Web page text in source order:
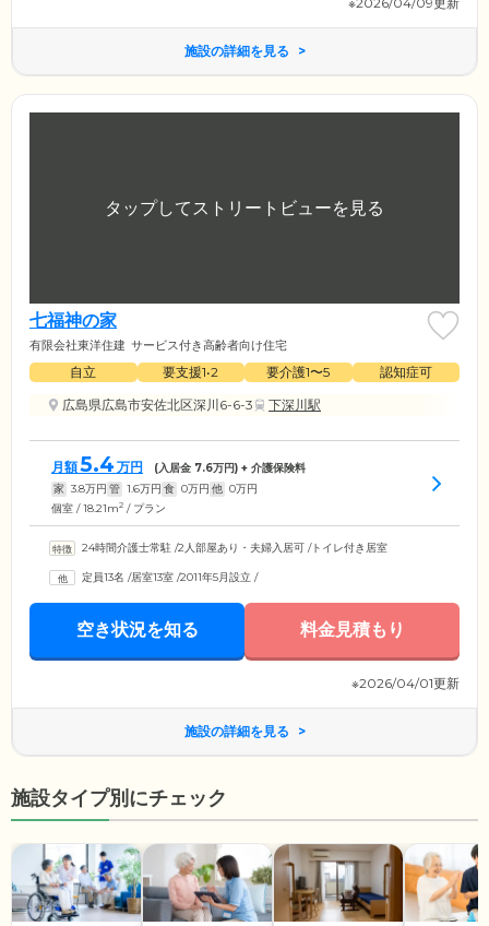
施設の詳細を見る
七福神の家
有限会社東洋住建 サービス付き高齢者向け住宅
自立 要支援1•2 要介護1〜5
認知症可
広島県広島市安佐北区深川6-6-3
下深川駅
月額5.4 万円 (入居金 7.6万円) + 介護保険料
家 3.8万円 管 1.6万円 食 0万円 他 0万円
個室 / 18.21m2 / プラン
24時間介護士常駐 /2人部屋あり・夫婦入居可 /トイレ付き居室
定員13名 /居室13室 /2011年5月設立 /
空き状況を知る 料金見積もり
※2026/04/01更新
施設の詳細を見る
施設タイプ別にチェック